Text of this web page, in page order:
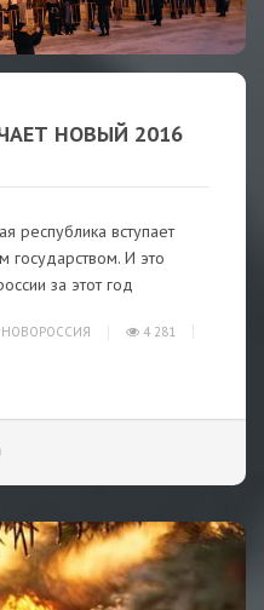
НОВЫЙ 2016
республика вступает
государством. И это
за этот год
НОВОРОССИЯ
4 281